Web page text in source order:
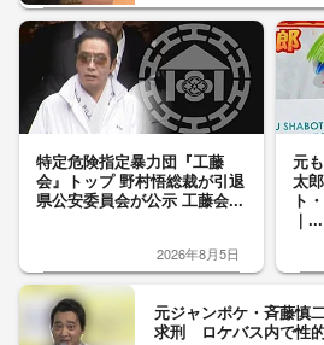
特定危険指定暴力団『工藤
会』トップ 野村悟総裁が引退
県公安委員会が公示 工藤会...
2026年8月5日
元
太
ト
｜...
元ジャンポケ・斉藤慎
求刑 ロケバス内で性